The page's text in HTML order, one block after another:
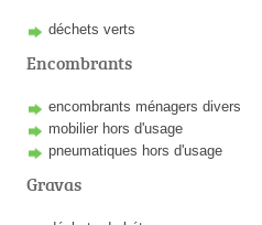
déchets verts
Encombrants
encombrants ménagers divers
mobilier hors d'usage
pneumatiques hors d'usage
Gravas